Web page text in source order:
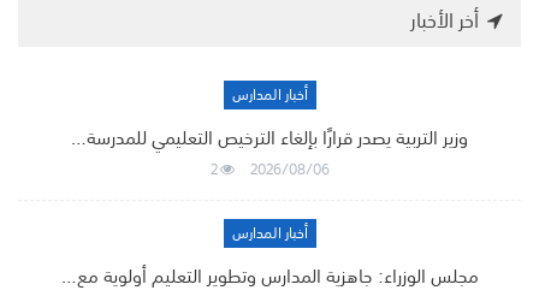
أخر الأخبار
أخبار المدارس
وزير التربية يصدر قرارًا بإلغاء الترخيص التعليمي للمدرسة…
2026/08/06
2
أخبار المدارس
مجلس الوزراء: جاهزية المدارس وتطوير التعليم أولوية مع…